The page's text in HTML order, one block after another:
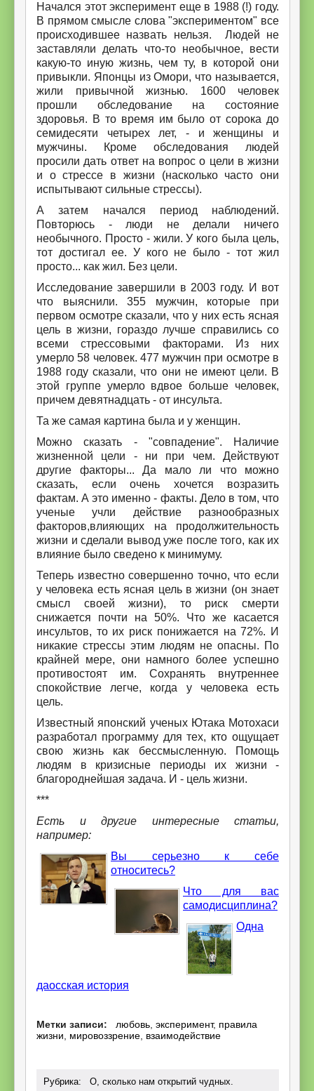
Начался этот эксперимент еще в 1988 (!) году.
В прямом смысле слова "экспериментом" все
происходившее назвать нельзя. Людей не
заставляли делать что-то необычное, вести
какую-то иную жизнь, чем ту, в которой они
привыкли. Японцы из Омори, что называется,
жили привычной жизнью. 1600 человек
прошли обследование на состояние
здоровья. В то время им было от сорока до
семидесяти четырех лет, - и женщины и
мужчины. Кроме обследования людей
просили дать ответ на вопрос о цели в жизни
и о стрессе в жизни (насколько часто они
испытывают сильные стрессы).
А затем начался период наблюдений.
Повторюсь - люди не делали ничего
необычного. Просто - жили. У кого была цель,
тот достигал ее. У кого не было - тот жил
просто... как жил. Без цели.
Исследование завершили в 2003 году. И вот
что выяснили. 355 мужчин, которые при
первом осмотре сказали, что у них есть ясная
цель в жизни, гораздо лучше справились со
всеми стрессовыми факторами. Из них
умерло 58 человек. 477 мужчин при осмотре в
1988 году сказали, что они не имеют цели. В
этой группе умерло вдвое больше человек,
причем девятнадцать - от инсульта.
Та же самая картина была и у женщин.
Можно сказать - "совпадение". Наличие
жизненной цели - ни при чем. Действуют
другие факторы... Да мало ли что можно
сказать, если очень хочется возразить
фактам. А это именно - факты. Дело в том, что
ученые учли действие разнообразных
факторов,влияющих на продолжительность
жизни и сделали вывод уже после того, как их
влияние было сведено к минимуму.
Теперь известно совершенно точно, что если
у человека есть ясная цель в жизни (он знает
смысл своей жизни), то риск смерти
снижается почти на 50%. Что же касается
инсультов, то их риск понижается на 72%. И
никакие стрессы этим людям не опасны. По
крайней мере, они намного более успешно
противостоят им. Сохранять внутреннее
спокойствие легче, когда у человека есть
цель.
Известный японский ученых Ютака Мотохаси
разработал программу для тех, кто ощущает
свою жизнь как бессмысленную. Помощь
людям в кризисные периоды их жизни -
благороднейшая задача. И - цель жизни.
***
Есть и другие интересные статьи,
например:
Вы серьезно к себе
относитесь?
Что для вас
самодисциплина?
Одна
даосская история
Метки записи: любовь эксперимент, правила
жизни
мировоззрение взаимодействие
Рубрика: О, сколько нам открытий чудных